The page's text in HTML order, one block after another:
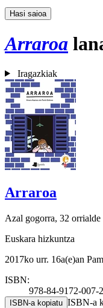
Hasi saioa
Arraroa
Iragazkiak
Arraroa
Azal gogorra, 32 orrialde
Euskara hizkuntza
2017ko urr. 16a(e)an
ISBN:
978-84-9172-007-2
ISBN-a kopiatu ISBN-a